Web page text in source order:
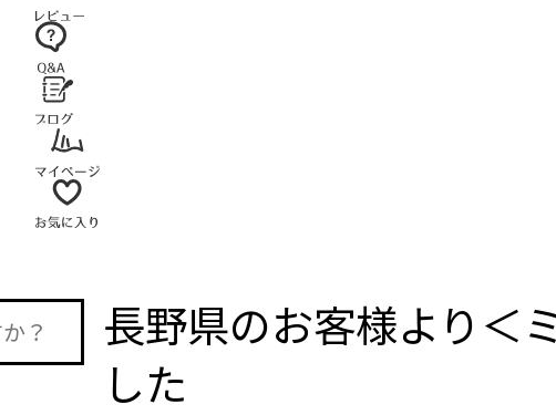
長野県のお客様より＜
した